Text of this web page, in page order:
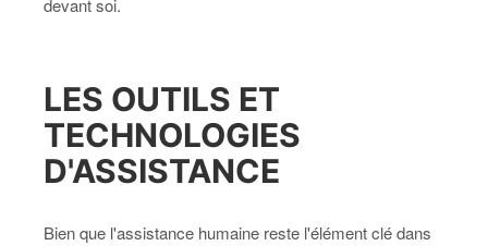
devant soi.
LES OUTILS ET
TECHNOLOGIES
D'ASSISTANCE
Bien que l'assistance humaine reste l'élément clé dans